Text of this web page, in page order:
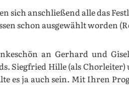
sich anschließend alle das
schon ausgewählt worden
an Gerhard und
Siegfried Hille (als
es ja auch sein. Mit Ihren